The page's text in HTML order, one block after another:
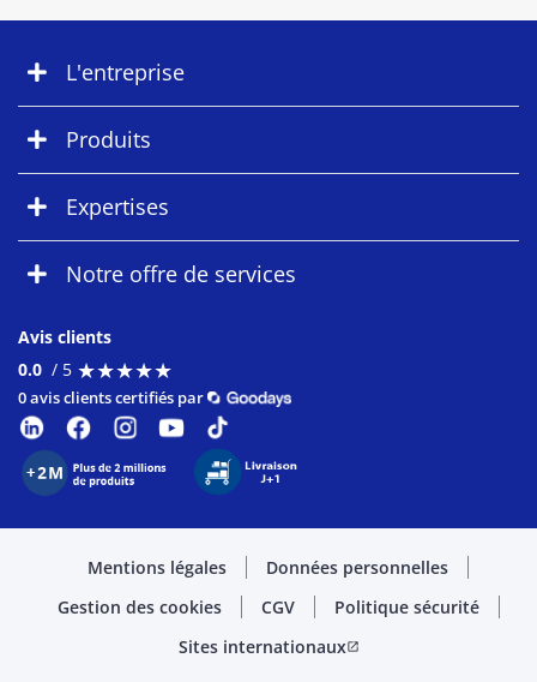
L'entreprise
Produits
Expertises
Notre offre de services
Avis clients
0.0 / 5 ★★★★★
★★★★★
0 avis clients certifiés par
Mentions légales
Données personnelles
Gestion des cookies
CGV
Politique sécurité
Sites internationauxopen_in_new